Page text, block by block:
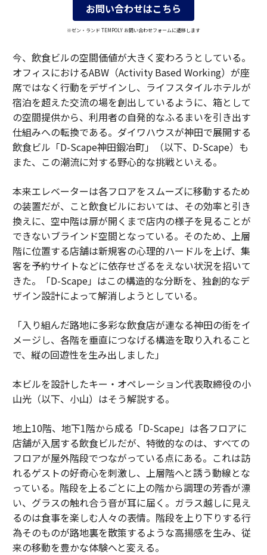
お問い合わせはこちら
※ゼン・ランド TEMPOLY お問い合わせフォームに遷移します
今、飲食ビルの空間価値が大きく変わろうとしている。
オフィスにおけるABW（Activity Based Working）が座
席ではなく行動をデザインし、ライフスタイルホテルが
宿泊を超えた交流の場を創出しているように、箱として
の空間提供から、利用者の自発的なふるまいを引き出す
仕組みへの転換である。ダイワハウスが神田で展開する
飲食ビル「D-Scape神田鍛冶町」（以下、D-Scape）も
また、この潮流に対する野心的な挑戦といえる。
本来エレベーターは各フロアをスムーズに移動するため
の装置だが、こと飲食ビルにおいては、その効率と引き
換えに、空中階は扉が開くまで店内の様子を見ることが
できないブラインド空間となっている。そのため、上層
階に位置する店舗は新規客の心理的ハードルを上げ、集
客を予約サイトなどに依存せざるをえない状況を招いて
きた。「D-Scape」はこの構造的な分断を、独創的なデ
ザイン設計によって解消しようとしている。
「入り組んだ路地に多彩な飲食店が連なる神田の街をイ
メージし、各階を垂直につなげる構造を取り入れること
で、縦の回遊性を生み出しました」
本ビルを設計したキー・オペレーション代表取締役の小
山光（以下、小山）はそう解説する。
地上10階、地下1階から成る「D-Scape」は各フロアに
店舗が入居する飲食ビルだが、特徴的なのは、すべての
フロアが屋外階段でつながっている点にある。これは訪
れるゲストの好奇心を刺激し、上層階へと誘う動線とな
っている。階段を上るごとに上の階から調理の芳香が漂
い、グラスの触れ合う音が耳に届く。ガラス越しに見え
るのは食事を楽しむ人々の表情。階段を上り下りする行
為そのものが路地裏を散策するような高揚感を生み、従
来の移動を豊かな体験へと変える。